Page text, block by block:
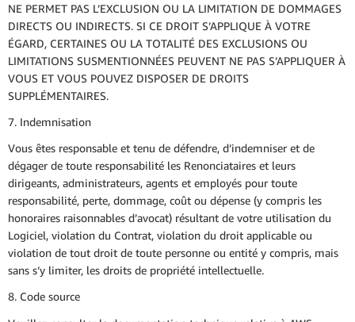
NE PERMET PAS L’EXCLUSION OU LA LIMITATION DE DOMMAGES
DIRECTS OU INDIRECTS. SI CE DROIT S’APPLIQUE À VOTRE
ÉGARD, CERTAINES OU LA TOTALITÉ DES EXCLUSIONS OU
LIMITATIONS SUSMENTIONNÉES PEUVENT NE PAS S’APPLIQUER À
VOUS ET VOUS POUVEZ DISPOSER DE DROITS
SUPPLÉMENTAIRES.
7. Indemnisation
Vous êtes responsable et tenu de défendre, d’indemniser et de
dégager de toute responsabilité les Renonciataires et leurs
dirigeants, administrateurs, agents et employés pour toute
responsabilité, perte, dommage, coût ou dépense (y compris les
honoraires raisonnables d’avocat) résultant de votre utilisation du
Logiciel, violation du Contrat, violation du droit applicable ou
violation de tout droit de toute personne ou entité y compris, mais
sans s’y limiter, les droits de propriété intellectuelle.
8. Code source